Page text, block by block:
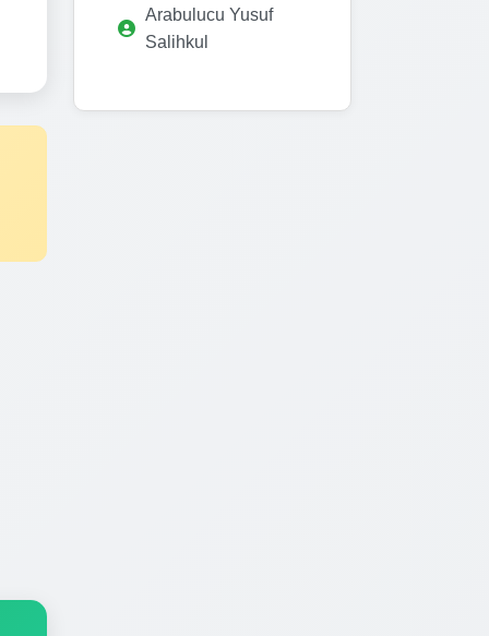
Arabulucu Yusuf
Salihkul